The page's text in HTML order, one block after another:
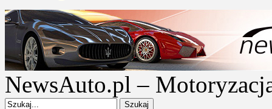
NewsAuto.pl –